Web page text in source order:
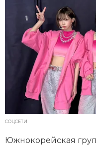
СОЦСЕТИ
Южнокорейская